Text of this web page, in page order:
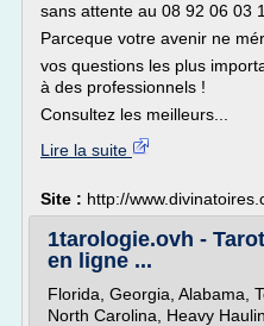
sans attente au 08 92 06 03
Parceque votre avenir ne
vos questions les plus
à des professionnels !
Consultez les meilleurs...
Lire la suite
Site : http://
1tarologie.ovh -
en ligne ...
Florida, Georgia, Alabama,
North Carolina, Heavy